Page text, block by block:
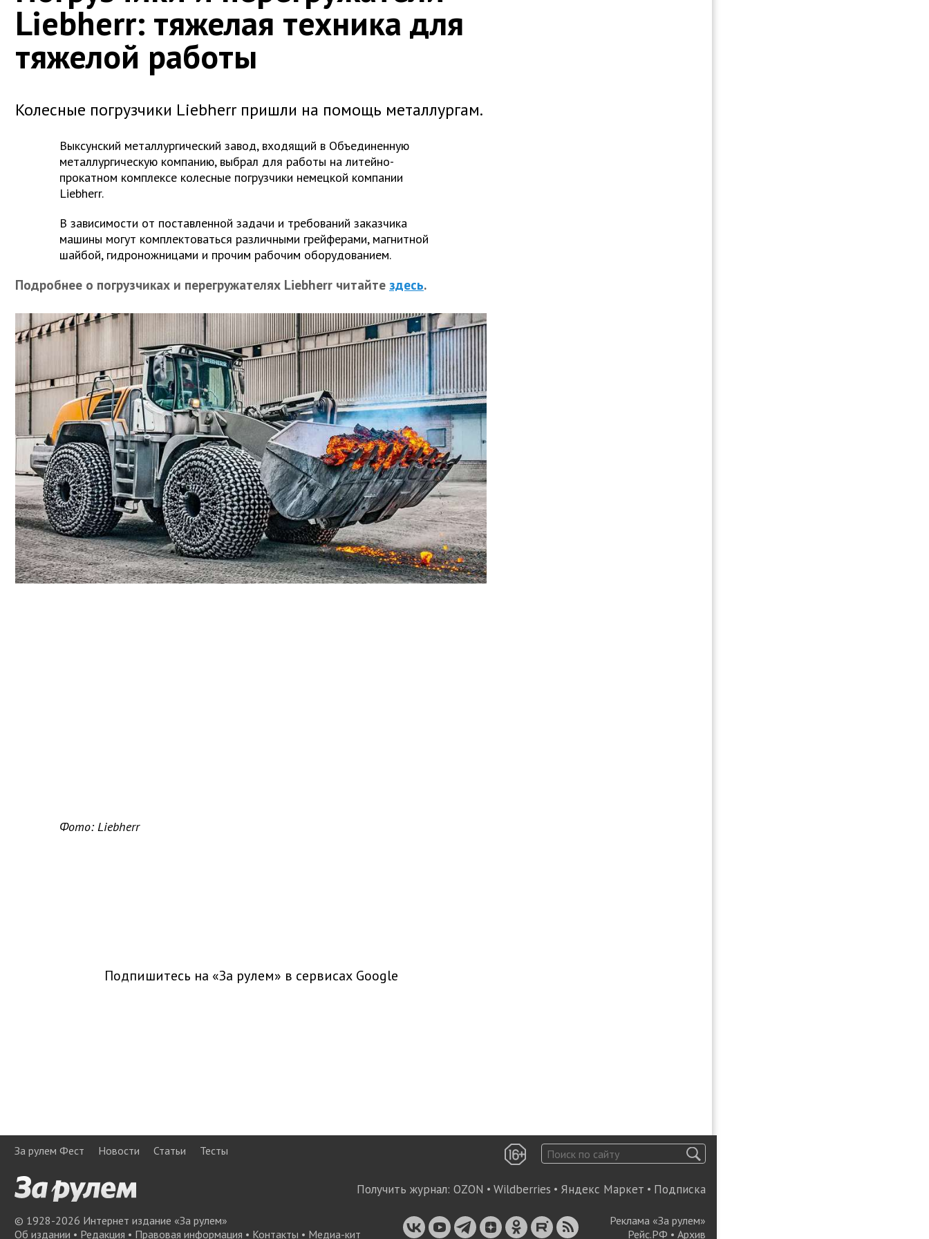
Liebherr: тяжелая техника для
тяжелой работы
Колесные погрузчики Liebherr пришли на помощь металлургам.
Выксунский металлургический завод, входящий в Объединенную
металлургическую компанию, выбрал для работы на литейно-
прокатном комплексе колесные погрузчики немецкой компании
Liebherr.
В зависимости от поставленной задачи и требований заказчика
машины могут комплектоваться различными грейферами, магнитной
шайбой, гидроножницами и прочим рабочим оборудованием.
Подробнее о погрузчиках и перегружателях Liebherr читайте здесь.
Фото: Liebherr
Подпишитесь на «За рулем» в сервисах Google
За рулем Фест Новости Статьи Тесты
Получить журнал: OZON • Wildberries • Яндекс Маркет • Подписка
© 1928-2026 Интернет издание «За рулем»
Об издании • Редакция • Правовая информация • Контакты • Медиа-кит
Реклама «За рулем»
Рейс.РФ • Архив